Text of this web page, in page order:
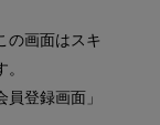
の画面はスキ
登録画面」